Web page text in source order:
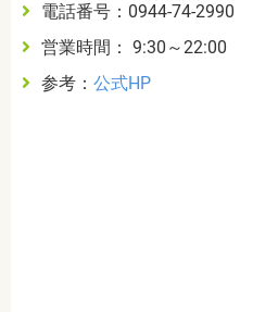
電話番号：0944-74-2990
営業時間： 9:30～22:00
参考： 公式HP